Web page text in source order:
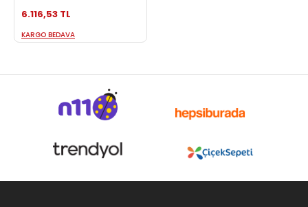
KARGO BEDAVA
6.116,53 TL